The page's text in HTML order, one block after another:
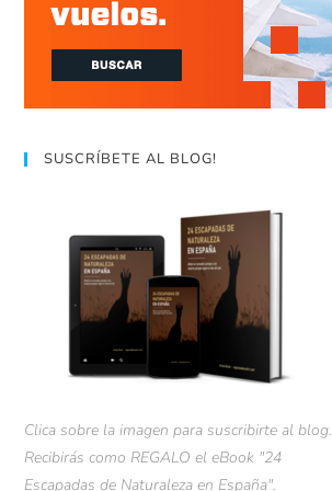
SUSCRÍBETE AL BLOG!
Clica sobre la imagen para suscribirte al blog.
Recibirás como REGALO el eBook "24
Escapadas de Naturaleza en España".